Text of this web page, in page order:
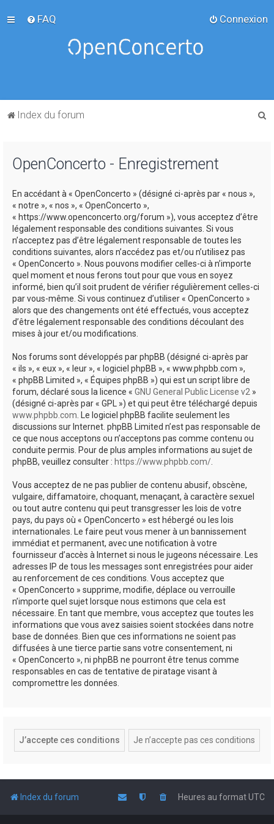
FAQ Connexion
Index du forum
OpenConcerto - Enregistrement
En accédant à « OpenConcerto » (désigné ci-après par « nous »,
« notre », « nos », « OpenConcerto »,
« https://www.openconcerto.org/forum »), vous acceptez d’être
légalement responsable des conditions suivantes. Si vous
n’acceptez pas d’être légalement responsable de toutes les
conditions suivantes, alors n’accédez pas et/ou n’utilisez pas
« OpenConcerto ». Nous pouvons modifier celles-ci à n’importe
quel moment et nous ferons tout pour que vous en soyez
informé, bien qu’il soit prudent de vérifier régulièrement celles-ci
par vous-même. Si vous continuez d’utiliser « OpenConcerto »
alors que des changements ont été effectués, vous acceptez
d’être légalement responsable des conditions découlant des
mises à jour et/ou modifications.
Nos forums sont développés par phpBB (désigné ci-après par
« ils », « eux », « leur », « logiciel phpBB », « www.phpbb.com »,
« phpBB Limited », « Équipes phpBB ») qui est un script libre de
forum, déclaré sous la licence « GNU General Public License v2 »
(désigné ci-après par « GPL ») et qui peut être téléchargé depuis
www.phpbb.com. Le logiciel phpBB facilite seulement les
discussions sur Internet. phpBB Limited n’est pas responsable de
ce que nous acceptons ou n’acceptons pas comme contenu ou
conduite permis. Pour de plus amples informations au sujet de
phpBB, veuillez consulter : https://www.phpbb.com/.
Vous acceptez de ne pas publier de contenu abusif, obscène,
vulgaire, diffamatoire, choquant, menaçant, à caractère sexuel
ou tout autre contenu qui peut transgresser les lois de votre
pays, du pays où « OpenConcerto » est hébergé ou les lois
internationales. Le faire peut vous mener à un bannissement
immédiat et permanent, avec une notification à votre
fournisseur d’accès à Internet si nous le jugeons nécessaire. Les
adresses IP de tous les messages sont enregistrées pour aider
au renforcement de ces conditions. Vous acceptez que
« OpenConcerto » supprime, modifie, déplace ou verrouille
n’importe quel sujet lorsque nous estimons que cela est
nécessaire. En tant que membre, vous acceptez que toutes les
informations que vous avez saisies soient stockées dans notre
base de données. Bien que ces informations ne soient pas
diffusées à une tierce partie sans votre consentement, ni
« OpenConcerto », ni phpBB ne pourront être tenus comme
responsables en cas de tentative de piratage visant à
compromettre les données.
Index du forum Heures au formatUTC